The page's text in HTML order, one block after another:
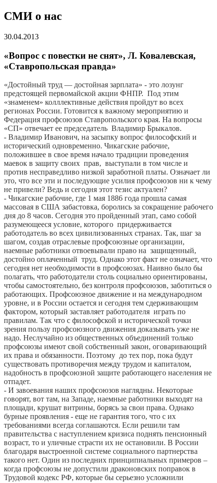
СМИ о нас
30.04.2013
«Вопрос с повестки не снят», Л. Ковалевская,
«Ставропольская правда»
«Достойный труд — достойная зарплата» - это лозунг
предстоящей первомайской акции ФНПР. Под этим
«знаменем» колллективные действия пройдут во всех
регионах России. Готовится к важному мероприятию и
Федерация профсоюзов Ставропольского края. На вопросы
«СП» отвечает ее председатель Владимир Брыкалов.
- Владимир Иванович, на засыпку вопрос философский и
исторический одновременно. Чикагские рабочие,
положившее в свое время начало традиции проведения
маевок в защиту своих прав, выступали в том числе и
против несправедливо низкой заработной платы. Означает ли
это, что все эти и последующие усилия профсоюзов ни к чему
не привели? Ведь и сегодня этот тезис актуален?
- Чикагские рабочие, где 1 мая 1886 года прошла самая
массовая в США забастовка, боролись за сокращение рабочего
дня до 8 часов. Сегодня это пройденный этап, само собой
разумеющееся условие, которого придерживается
работодатель во всех цивилизованных странах. Так, шаг за
шагом, создав отраслевые профсоюзные организации,
наемные работники отвоевывали право на защищенный,
достойно оплаченный труд. Однако этот факт не означает, что
сегодня нет необходимости в профсоюзах. Наивно было бы
полагать, что работодатели столь социально ориентированы,
чтобы самостоятельно, без контроля профсоюзов, заботиться о
работающих. Профсоюзное движение и на международном
уровне, и в России остается и сегодня тем сдерживающим
фактором, который заставляет работодателя играть по
правилам. Так что с философской и исторической точки
зрения пользу профсоюзного движения доказывать уже не
надо. Неслучайно из общественных объединений только
профсоюзы имеют свой собственный закон, оговаривающий
их права и обязанности. Поэтому до тех пор, пока будут
существовать противоречия между трудом и капиталом,
надобность в профсоюзной защите работающего населения не
отпадет.
- И завоевания наших профсоюзов наглядны. Некоторые
говорят, вот там, на Западе, наемные работники выходят на
площади, крушат витрины, борясь за свои права. Однако
бурные проявления - еще не гарантия того, что с их
требованиями всегда соглашаются. Если решили там
правительства с наступлением кризиса поднять пенсионный
возраст, то и уличные страсти их не остановили. В России
благодаря выстроенной системе социального партнерства
такого нет. Один из последних принципиальных примеров –
когда профсоюзы не допустили драконовских поправок в
Трудовой кодекс РФ, которые бы серьезно усложнили